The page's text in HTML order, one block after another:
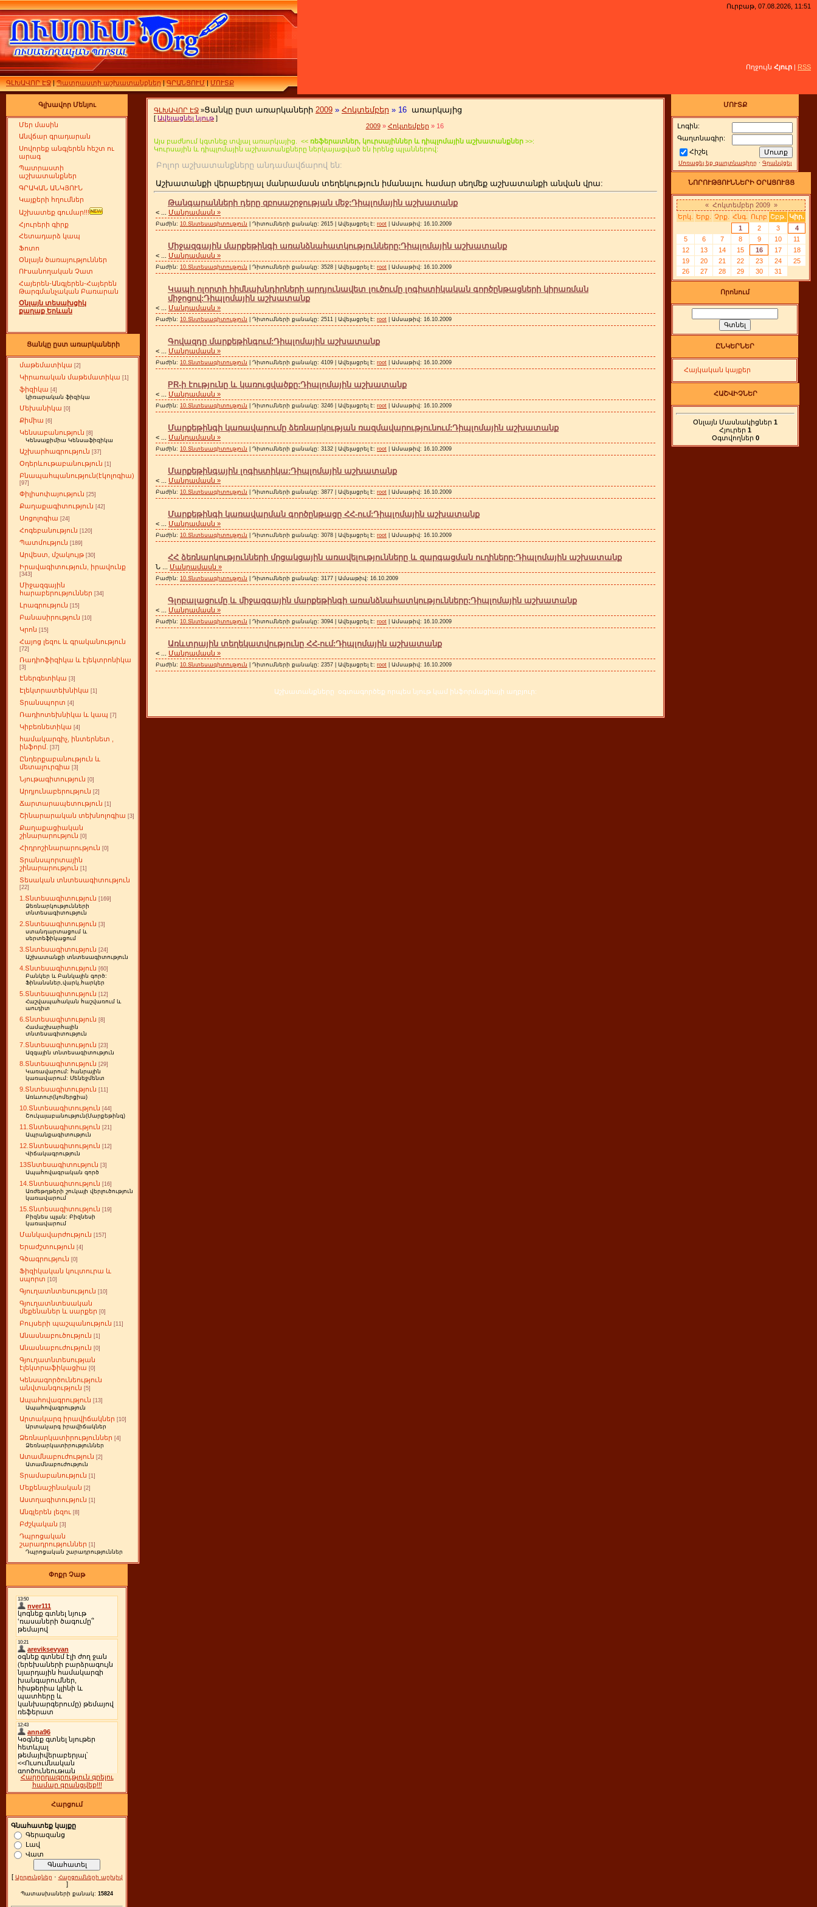
ԳԼԽԱՎՈՐ ԷՋ|Պատրաստի աշխատանքներ|ԳՐԱՆՑՈՒՄ|ՄՈՒՏՔ
Ուրբաթ, 07.08.2026, 11:51
Ողջույն Հյուր | RSS
Գլխավոր Մենյու
Մեր մասին
Անվճար գրադարան
Սովորեք անգլերեն հեշտ ու
արագ
Պատրաստի
աշխատանքներ
ԳՐԱԿԱՆ ԱՆԿՅՈՒՆ
Կայքերի հղումներ
Աշխատեք գումար!!!
Հյուրերի գիրք
Հետադարձ կապ
Ֆոտո
Օնլայն ծառայություններ
ՈՒսանողական Չատ
Հայերեն-Անգլերեն-Հայերեն
Թարգմանչական Բառարան
Օնլայն տեսախցիկ
քաղաք Երևան
Ցանկը ըստ առարկաների
մաթեմատիկա [2]
Կիրառական մաթեմատիկա [1]
ֆիզիկա [4]
կիռարական ֆիզիկա
Մեխանիկա [0]
Քիմիա [6]
Կենսաբանություն [8]
Կենսաքիմիա Կենսաֆիզիկա
Աշխարհագրություն [37]
Օդերևութաբանություն [1]
Բնապահպանություն(էկոլոգիա)
[97]
Փիլիսոփայություն [25]
Քաղաքագիտություն [42]
Սոցոլոգիա [24]
Հոգեբանություն [120]
Պատմություն [189]
Արվեստ, մշակույթ [30]
Իրավագիտություն, իրավունք
[343]
Միջազգային
հարաբերություններ [34]
Լրագրություն [15]
Բանասիրություն [10]
Կրոն [15]
Հայոց լեզու և գրականություն
[72]
Ռադիոֆիզիկա և էլեկտրոնիկա
[3]
Էներգետիկա [3]
Էլեկտրատեխնիկա [1]
Տրանսպորտ [4]
Ռադիոտեխնիկա և կապ [7]
Կիբեռնետիկա [4]
համակարգիչ, ինտերնետ ,
ինֆորմ.
[37]
Ընդերքաբանություն և
մետալուրգիա [3]
Նյութագիտություն [0]
Արդյունաբերություն [2]
Ճարտարապետություն [1]
Շինարարական տեխնոլոգիա [3]
Քաղաքացիական
շինարարություն [0]
Հիդրոշինարարություն [0]
Տրանսպորտային
շինարարություն [1]
Տեսական տնտեսագիտություն
[22]
1.Տնտեսագիտություն [169]
Ձեռնարկությունների
տնտեսագիտություն
2.Տնտեսագիտություն [3]
ստանդարտացում և
սերտեֆիկացում
3.Տնտեսագիտություն [24]
Աշխատանքի տնտեսագիտություն
4.Տնտեսագիտություն [60]
Բանկեր և Բանկային գործ:
Ֆինանսներ,վարկ,հարկեր
5.Տնտեսագիտություն [12]
Հաշվապահական հաշվառում և
աուդիտ
6.Տնտեսագիտություն [8]
Համաշխարհային
տնտեսագիտություն
7.Տնտեսագիտություն [23]
Ազգային տնտեսագիտություն
8.Տնտեսագիտություն [29]
Կառավարում: հանրային
կառավարում: Մենեջմենտ
9.Տնտեսագիտություն [11]
Առևտուր(կոմերցիա)
10.Տնտեսագիտություն [44]
Շուկայաբանություն(Մարքեթինգ)
11.Տնտեսագիտություն [21]
Ապրանքագիտություն
12.Տնտեսագիտություն [12]
Վիճակագրություն
13Տնտեսագիտություն [3]
Ապահովագրական գործ
14.Տնտեսագիտություն [16]
Առժեթղթերի շուկայի վերլուծություն
կառավարում
15.Տնտեսագիտություն [19]
Բիզնես պլան: Բիզնեսի
կառավարում
Մանկավարժություն [157]
Երաժշտություն [4]
Գծագրություն [0]
Ֆիզիկական կուլտուրա և
սպորտ [10]
Գյուղատնտեսություն [10]
Գյուղատնտեսական
մեքենաներ և սարքեր [0]
Բույսերի պաշպանություն [11]
Անասնաբուծություն [1]
Անասնաբուժություն [0]
Գյուղատնտեսության
էլեկտրաֆիկացիա [0]
Կենսագործունեություն
անվտանգություն [5]
Ապահովագրություն [13]
Ապահովագրություն
Արտակարգ իրավիճակներ [10]
Արտակարգ իրավիճակներ
Ձեռնարկատիրություններ [4]
Ձեռնարկատիրություններ
Ատամնաբուժություն [2]
Ատամնաբուժություն
Տրամաբանություն [1]
Մեքենաշինական [2]
Աստղագիտություն [1]
Անգլերեն լեզու [8]
Բժշկական [3]
Դպրոցական
շարադրություններ [1]
Դպրոցական շարադրություններ
Փոքր Չաթ
Հաղորդագրություն գրելու
համար գրանցվեք!!!
Հարցում
Գնահատեք կայքը
Գերազանց
Լավ
Վատ
[ Արդյունքներ · Հարցումների արխիվ
]
Պատասխաների քանակ: 15824
ԳԼԽԱՎՈՐ ԷՋ »Ցանկը ըստ առարկաների 2009 » Հոկտեմբեր » 16 առարկայից
[ Ավելացնել նյութ]
2009 » Հոկտեմբեր » 16
Այս բաժնում կգտնեք տվյալ առարկայից. << ռեֆերատներ, կուրսայիններ և դիպլոմային աշխատանքներ >>:
Կուրսային և դիպլոմային աշխատանքները ներկայացված են իրենց պլաններով:
Բոլոր աշխատանքները անդամավճարով են:
Աշխատանքի վերաբերյալ մանրամասն տեղեկություն իմանալու համար սեղմեք աշխատանքի անվան վրա:
Թանգարանների դերը զբոսաշրջության մեջ:Դիպլոմային աշխատանք
< Մանրամասն »
Բաժին: 10.Տնտեսագիտություն | Դիտումների քանակը: 2615 | Ավելացրել է: root | Ամսաթիվ: 16.10.2009
Միջազգային մարքեթինգի առանձնահատկությունները:Դիպլոմային աշխատանք
< Մանրամասն »
Բաժին: 10.Տնտեսագիտություն | Դիտումների քանակը: 3528 | Ավելացրել է: root | Ամսաթիվ: 16.10.2009
Կապի ոլորտի հիմնախնդիրների արդյունավետ լուծումը լոգիստիկական գործընթացների կիրառման
միջոցով:Դիպլոմային աշխատանք
< Մանրամասն »
Բաժին: 10.Տնտեսագիտություն | Դիտումների քանակը: 2511 | Ավելացրել է: root | Ամսաթիվ: 16.10.2009
Գովազդը մարքեթինգում:Դիպլոմային աշխատանք
< Մանրամասն »
Բաժին: 10.Տնտեսագիտություն | Դիտումների քանակը: 4109 | Ավելացրել է: root | Ամսաթիվ: 16.10.2009
PR-ի էությունը և կառուցվածքը:Դիպլոմային աշխատանք
< Մանրամասն »
Բաժին: 10.Տնտեսագիտություն | Դիտումների քանակը: 3246 | Ավելացրել է: root | Ամսաթիվ: 16.10.2009
Մարքեթինգի կառավարումը ձեռնարկության ռազմավարությունում:Դիպլոմային աշխատանք
< Մանրամասն »
Բաժին: 10.Տնտեսագիտություն | Դիտումների քանակը: 3132 | Ավելացրել է: root | Ամսաթիվ: 16.10.2009
Մարքեթինգային լոգիստիկա:Դիպլոմային աշխատանք
< Մանրամասն »
Բաժին: 10.Տնտեսագիտություն | Դիտումների քանակը: 3877 | Ավելացրել է: root | Ամսաթիվ: 16.10.2009
Մարքեթինգի կառավարման գործընթացը ՀՀ-ում:Դիպլոմային աշխատանք
< Մանրամասն »
Բաժին: 10.Տնտեսագիտություն | Դիտումների քանակը: 3078 | Ավելացրել է: root | Ամսաթիվ: 16.10.2009
ՀՀ ձեռնարկությունների մրցակցային առավելությունները և զարգացման ուղիները:Դիպլոմային աշխատանք
Ն Մանրամասն »
Բաժին: 10.Տնտեսագիտություն | Դիտումների քանակը: 3177 | Ամսաթիվ: 16.10.2009
Գլոբալացումը և միջազգային մարքեթինգի առանձնահատկությունները:Դիպլոմային աշխատանք
< Մանրամասն »
Բաժին: 10.Տնտեսագիտություն | Դիտումների քանակը: 3094 | Ավելացրել է: root | Ամսաթիվ: 16.10.2009
Առևտրային տեղեկատվությունը ՀՀ-ում:Դիպլոմային աշխատանք
< Մանրամասն »
Բաժին: 10.Տնտեսագիտություն | Դիտումների քանակը: 2357 | Ավելացրել է: root | Ամսաթիվ: 16.10.2009
Աշխատանքները օգտագործեք որպես նյութ կամ ինֆորմացիայի աղբյուր:
ՄՈՒՏՔ
Լոգին:
Գաղտնագիր:
Հիշել
Մոռացել եք գաղտնագիրը · Գրանվցել
ՆՈՐՈՒԹՅՈՒՆՆԵՐԻ ՕՐԱՑՈՒՅՑ
« Հոկտեմբեր 2009 »
Երկ.
Երք. Չրք. Հնգ. Ուրբ Շբթ.
Կիր.
1
2 3
4
5
6 7 8 9 10
11
12
13 14 15 16 17
18
19
20 21 22 23 24
25
26
27 28 29 30 31
Որոնում
ԸՆԿԵՐՆԵՐ
Հայկական կայքեր
ՀԱՇՎԻՉՆԵՐ
Օնլայն Մասնակիցներ 1
Հյուրեր 1
Օգտվողներ 0